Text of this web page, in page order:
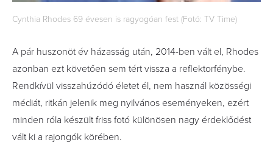
Cynthia Rhodes 69 évesen is ragyogóan fest (Fotó: TV Time)
A pár huszonöt év házasság után, 2014-ben vált el, Rhodes
azonban ezt követően sem tért vissza a reflektorfénybe.
Rendkívül visszahúzódó életet él, nem használ közösségi
médiát, ritkán jelenik meg nyilvános eseményeken, ezért
minden róla készült friss fotó különösen nagy érdeklődést
vált ki a rajongók körében.